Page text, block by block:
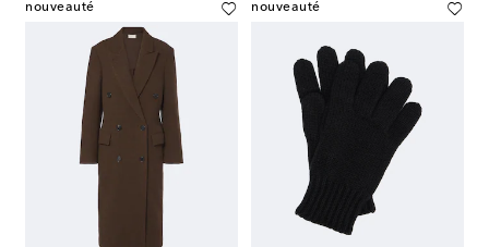
nouveauté nouveauté